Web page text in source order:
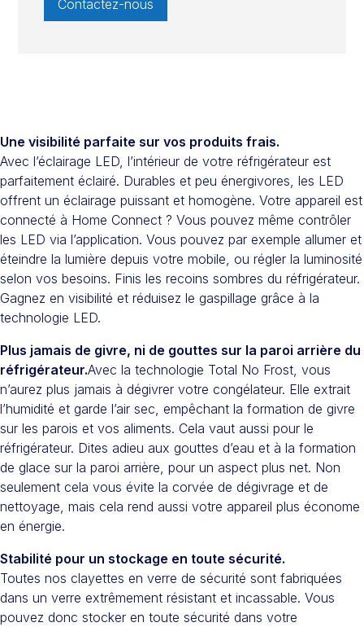
Contactez-nous
Une visibilité parfaite sur vos produits frais.
Avec l’éclairage LED, l’intérieur de votre réfrigérateur est
parfaitement éclairé. Durables et peu énergivores, les LED
offrent un éclairage puissant et homogène. Votre appareil est
connecté à Home Connect ? Vous pouvez même contrôler
les LED via l’application. Vous pouvez par exemple allumer et
éteindre la lumière depuis votre mobile, ou régler la luminosité
selon vos besoins. Finis les recoins sombres du réfrigérateur.
Gagnez en visibilité et réduisez le gaspillage grâce à la
technologie LED.
Plus jamais de givre, ni de gouttes sur la paroi arrière du
réfrigérateur.Avec la technologie Total No Frost, vous
n’aurez plus jamais à dégivrer votre congélateur. Elle extrait
l’humidité et garde l’air sec, empêchant la formation de givre
sur les parois et vos aliments. Cela vaut aussi pour le
réfrigérateur. Dites adieu aux gouttes d’eau et à la formation
de glace sur la paroi arrière, pour un aspect plus net. Non
seulement cela vous évite la corvée de dégivrage et de
nettoyage, mais cela rend aussi votre appareil plus économe
en énergie.
Stabilité pour un stockage en toute sécurité.
Toutes nos clayettes en verre de sécurité sont fabriquées
dans un verre extrêmement résistant et incassable. Vous
pouvez donc stocker en toute sécurité dans votre